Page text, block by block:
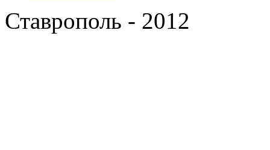
Ставрополь - 2012